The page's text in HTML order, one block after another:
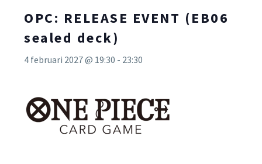
OPC: RELEASE EVENT (EB06
sealed deck)
4 februari 2027 @ 19:30 - 23:30